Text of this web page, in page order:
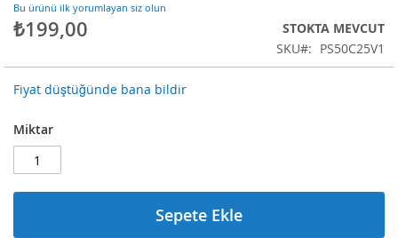
Bu ürünü ilk yorumlayan siz olun
₺199,00
STOKTA MEVCUT
SKU
PS50C25V1
Fiyat düştüğünde bana bildir
Miktar
Sepete Ekle